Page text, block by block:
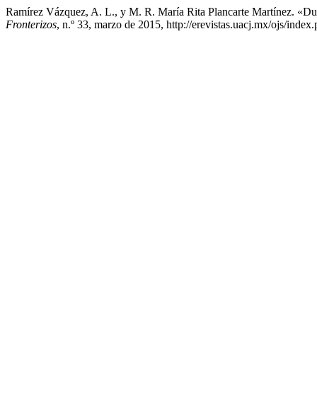
Ramírez Vázquez, A. L., y M. R. María Rita Plancarte Martínez.
Fronterizos, n.º 33, marzo de 2015, http://erevistas.uacj.mx/ojs/